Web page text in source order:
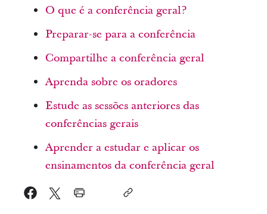
O que é a conferência geral?
Preparar-se para a conferência
Compartilhe a conferência geral
Aprenda sobre os oradores
Estude as sessões anteriores das
conferências gerais
Aprender a estudar e aplicar os
ensinamentos da conferência geral